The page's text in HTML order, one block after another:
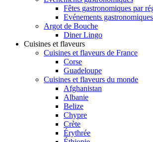
Fêtes gastronomiques par
Evénements
Argot de Bouche
Diner Lingo
Cuisines et flaveurs
Cuisines et flaveurs de France
Corse
Guadeloupe
Cuisines et flaveurs du monde
Afghanistan
Albanie
Belize
Chypre
Crète
Érythrée